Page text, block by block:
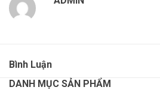
Bình Luận
DANH MỤC SẢN PHẨM